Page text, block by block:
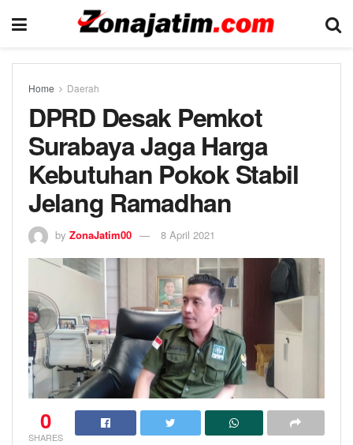
Home Daerah
DPRD Desak Pemkot
Surabaya Jaga Harga
Kebutuhan Pokok Stabil
Jelang Ramadhan
by ZonaJatim00 8 April 2021
0
SHARES